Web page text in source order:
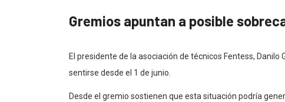
Gremios apuntan a posible
El presidente de la asociación de técnicos Fentess,
sentirse desde el 1 de junio.
Desde el gremio sostienen que esta situación podría